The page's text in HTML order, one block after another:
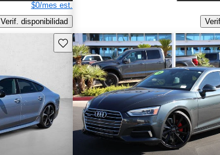
$0/mes est.
Verif. disponibilidad
Guarda este Aviso